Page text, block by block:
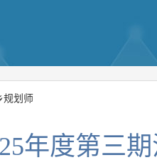
规划师
年度第三